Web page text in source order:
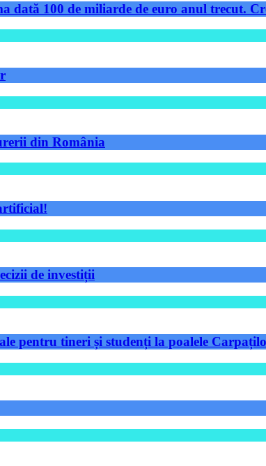
100 de miliarde de euro anul trecut.
din România
de investiții
pentru tineri și studenți la poalele